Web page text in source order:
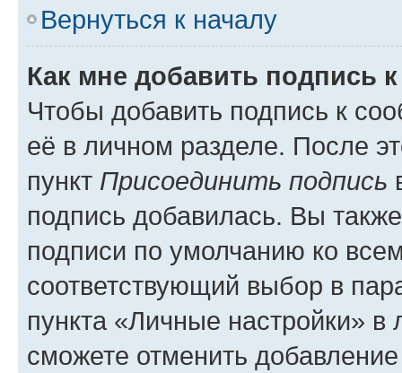
Вернуться к началу
Как мне добавить подпись
Чтобы добавить подпись к
её в личном разделе. После
пункт Присоединить подпись
подпись добавилась. Вы
подписи по умолчанию ко
соответствующий выбор в
пункта «Личные настройки»
сможете отменить